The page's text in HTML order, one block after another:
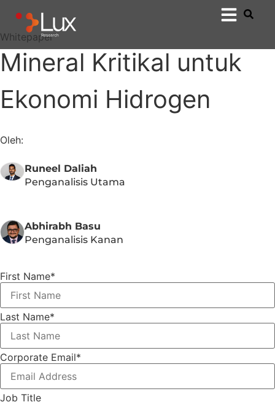
Whitepaper
Mineral Kritikal untuk
Ekonomi Hidrogen
Oleh:
Runeel Daliah
Penganalisis Utama
Abhirabh Basu
Penganalisis Kanan
First Name*
Last Name*
Corporate Email*
Job Title